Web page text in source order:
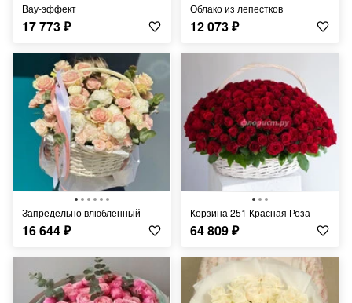
Вау-эффект
17 773₽
Облако из лепестков
12 073₽
Запредельно влюбленный
16 644₽
Корзина 251 Красная Роза
64 809₽